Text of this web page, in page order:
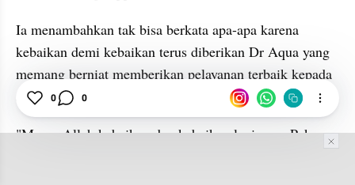
Ia menambahkan tak bisa berkata apa-apa karena
kebaikan demi kebaikan terus diberikan Dr Aqua yang
memang berniat memberikan pelayanan terbaik kepada
siapa pun tamunya.
"Masya Allah kebaikan dan kebaikan lagi yang Pak
0 0